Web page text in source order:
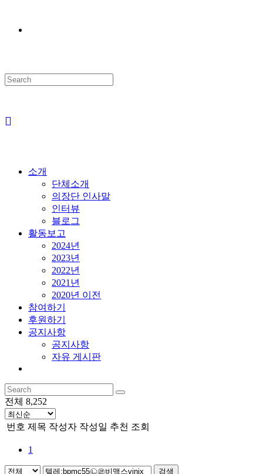
Search
this
소개
단체소개
의장단 인사말
인터뷰
블로그
활동보고
2024년
2023년
2022년
2021년
2020년 이전
참여하기
후원하기
공지사항
공지사항
자유 게시판
전체 8,252
번호 제목 작성자 작성일 추천 조회
1
검색